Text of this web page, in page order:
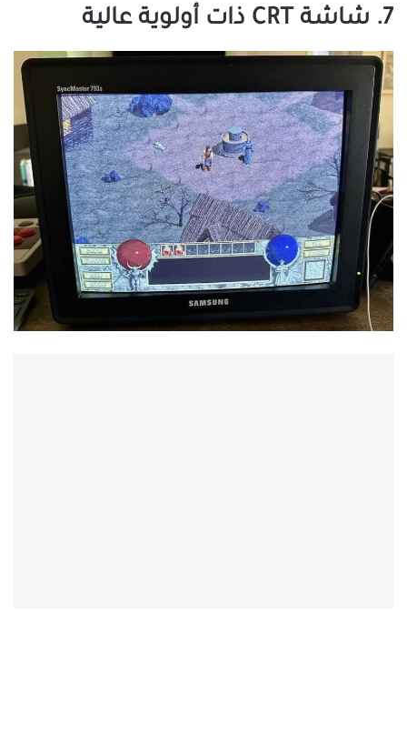
7. شاشة CRT ذات أولوية عالية